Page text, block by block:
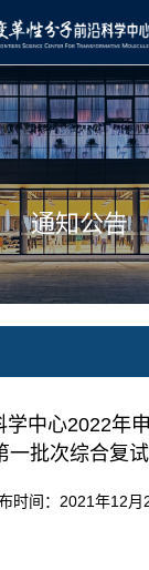
通知公告
学中心2022年
一批次综合复
时间：2021年12月